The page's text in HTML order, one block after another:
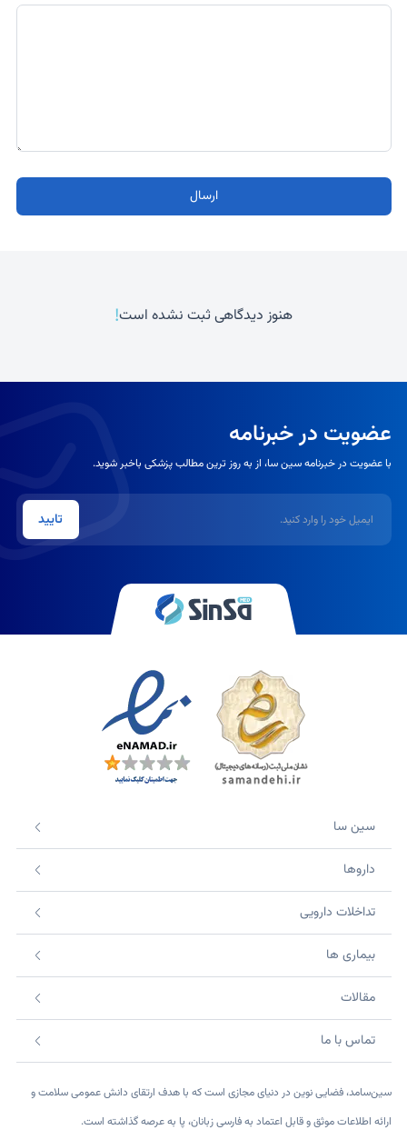
ارسال
هنوز دیدگاهی ثبت نشده است!
عضویت در خبرنامه
با عضویت در خبرنامه سین سا، از به روز ترین مطالب پزشکی باخبر شوید.
تایید
سین سا
داروها
تداخلات دارویی
بیماری ها
مقالات
تماس با ما
سین‌سامد، فضایی نوین در دنیای مجازی است که با هدف ارتقای دانش عمومی سلامت و
ارائه اطلاعات موثق و قابل اعتماد به فارسی زبانان، پا به عرصه گذاشته است.